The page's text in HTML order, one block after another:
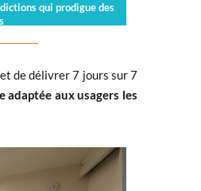
qui prodigue des
de délivrer 7 jours sur 7
adaptée aux usagers les